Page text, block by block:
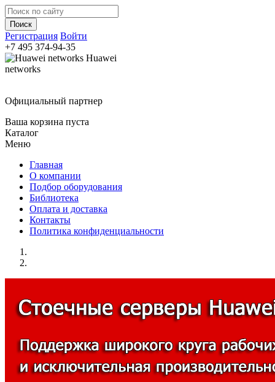
Регистрация Войти
+7 495 374-94-35
Huawei
networks
Официальный партнер
Ваша корзина пуста
Каталог
Меню
Главная
О компании
Подбор оборудования
Библиотека
Оплата и доставка
Контакты
Политика конфиденциальности